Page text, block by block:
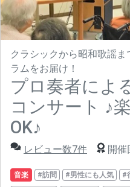
プロ奏者によ
コンサート ♪
OK♪
クラシックから昭和歌謡
ラムをお届け！
レビュー数7件 開催
音楽 #訪問 #男性にも人気 #